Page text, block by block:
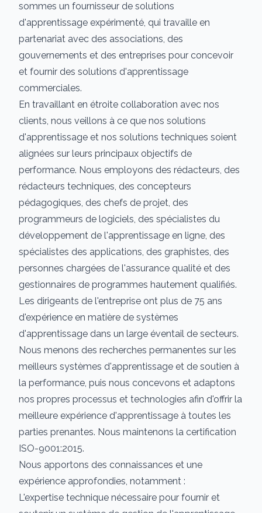
sommes un fournisseur de solutions
d'apprentissage expérimenté, qui travaille en
partenariat avec des associations, des
gouvernements et des entreprises pour concevoir
et fournir des solutions d'apprentissage
commerciales.
En travaillant en étroite collaboration avec nos
clients, nous veillons à ce que nos solutions
d'apprentissage et nos solutions techniques soient
alignées sur leurs principaux objectifs de
performance. Nous employons des rédacteurs, des
rédacteurs techniques, des concepteurs
pédagogiques, des chefs de projet, des
programmeurs de logiciels, des spécialistes du
développement de l'apprentissage en ligne, des
spécialistes des applications, des graphistes, des
personnes chargées de l'assurance qualité et des
gestionnaires de programmes hautement qualifiés.
Les dirigeants de l'entreprise ont plus de 75 ans
d'expérience en matière de systèmes
d'apprentissage dans un large éventail de secteurs.
Nous menons des recherches permanentes sur les
meilleurs systèmes d'apprentissage et de soutien à
la performance, puis nous concevons et adaptons
nos propres processus et technologies afin d'offrir la
meilleure expérience d'apprentissage à toutes les
parties prenantes. Nous maintenons la certification
ISO-9001:2015.
Nous apportons des connaissances et une
expérience approfondies, notamment :
L'expertise technique nécessaire pour fournir et